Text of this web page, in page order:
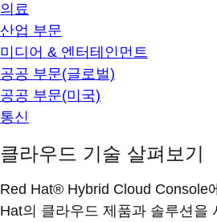
의료
산업 부문
미디어 & 엔터테인먼트
공공 부문(글로벌)
공공 부문(미국)
통신
클라우드 기술 살펴보기
Red Hat® Hybrid Cloud Console
Hat의 클라우드 제품과 솔루션을